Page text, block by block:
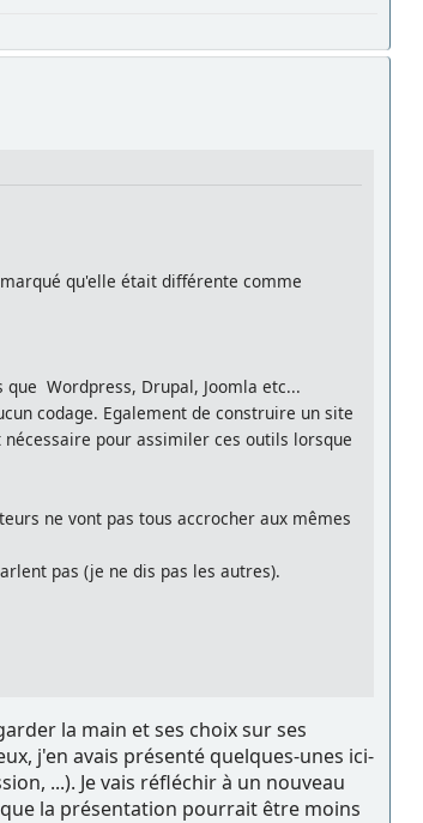
qu'elle était différente comme
que Wordpress, Drupal, Joomla etc...
codage. Egalement de construire un site
pour assimiler ces outils lorsque
ne vont pas tous accrocher aux mêmes
pas (je ne dis pas les autres).
la main et ses choix sur ses
j'en avais présenté quelques-unes ici-
...). Je vais réfléchir à un nouveau
la présentation pourrait être moins